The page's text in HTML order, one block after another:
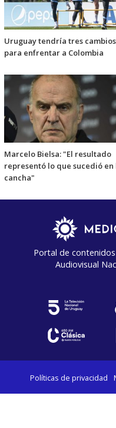
Uruguay tendría tres cambios
para enfrentar a Colombia
Marcelo Bielsa: "El resultado
representó lo que sucedió en
cancha"
Portal de
Audiovisual
Políticas de privacidad